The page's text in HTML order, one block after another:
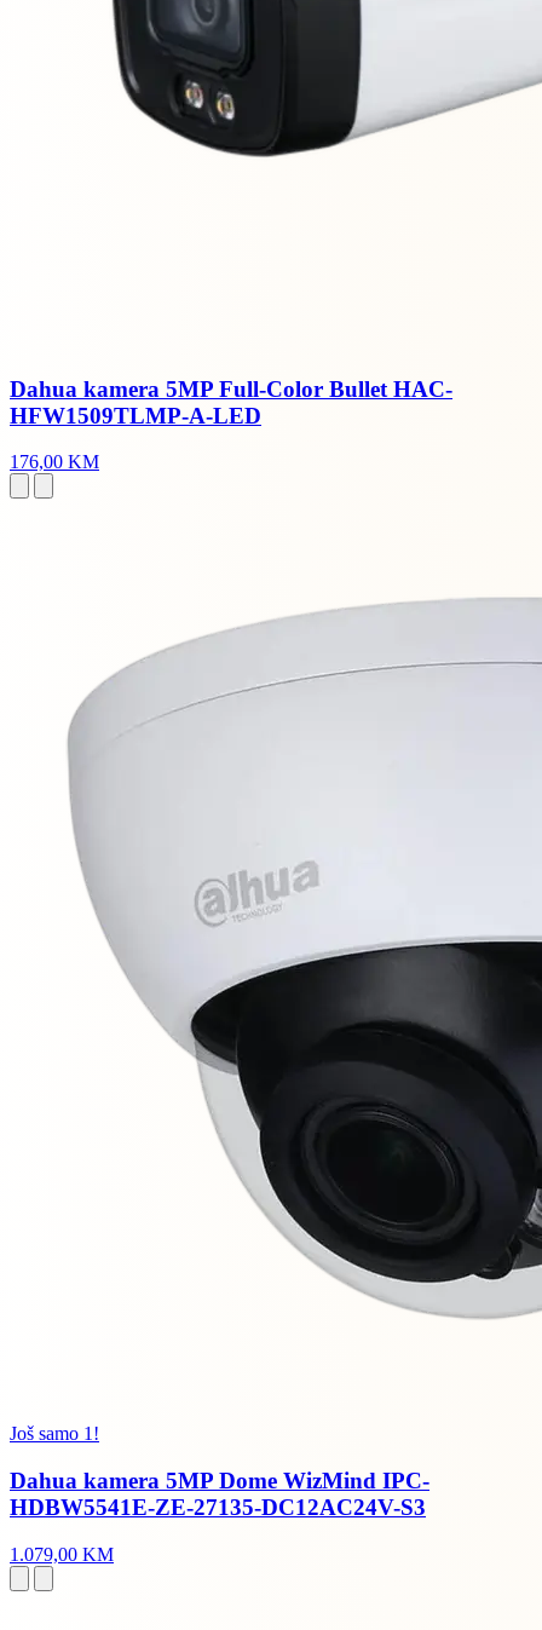
Dahua kamera 5MP Full-Color Bullet HAC-
HFW1509TLMP-A-LED
176,00 KM
Još samo 1!
Dahua kamera 5MP Dome WizMind IPC-
HDBW5541E-ZE-27135-DC12AC24V-S3
1.079,00 KM